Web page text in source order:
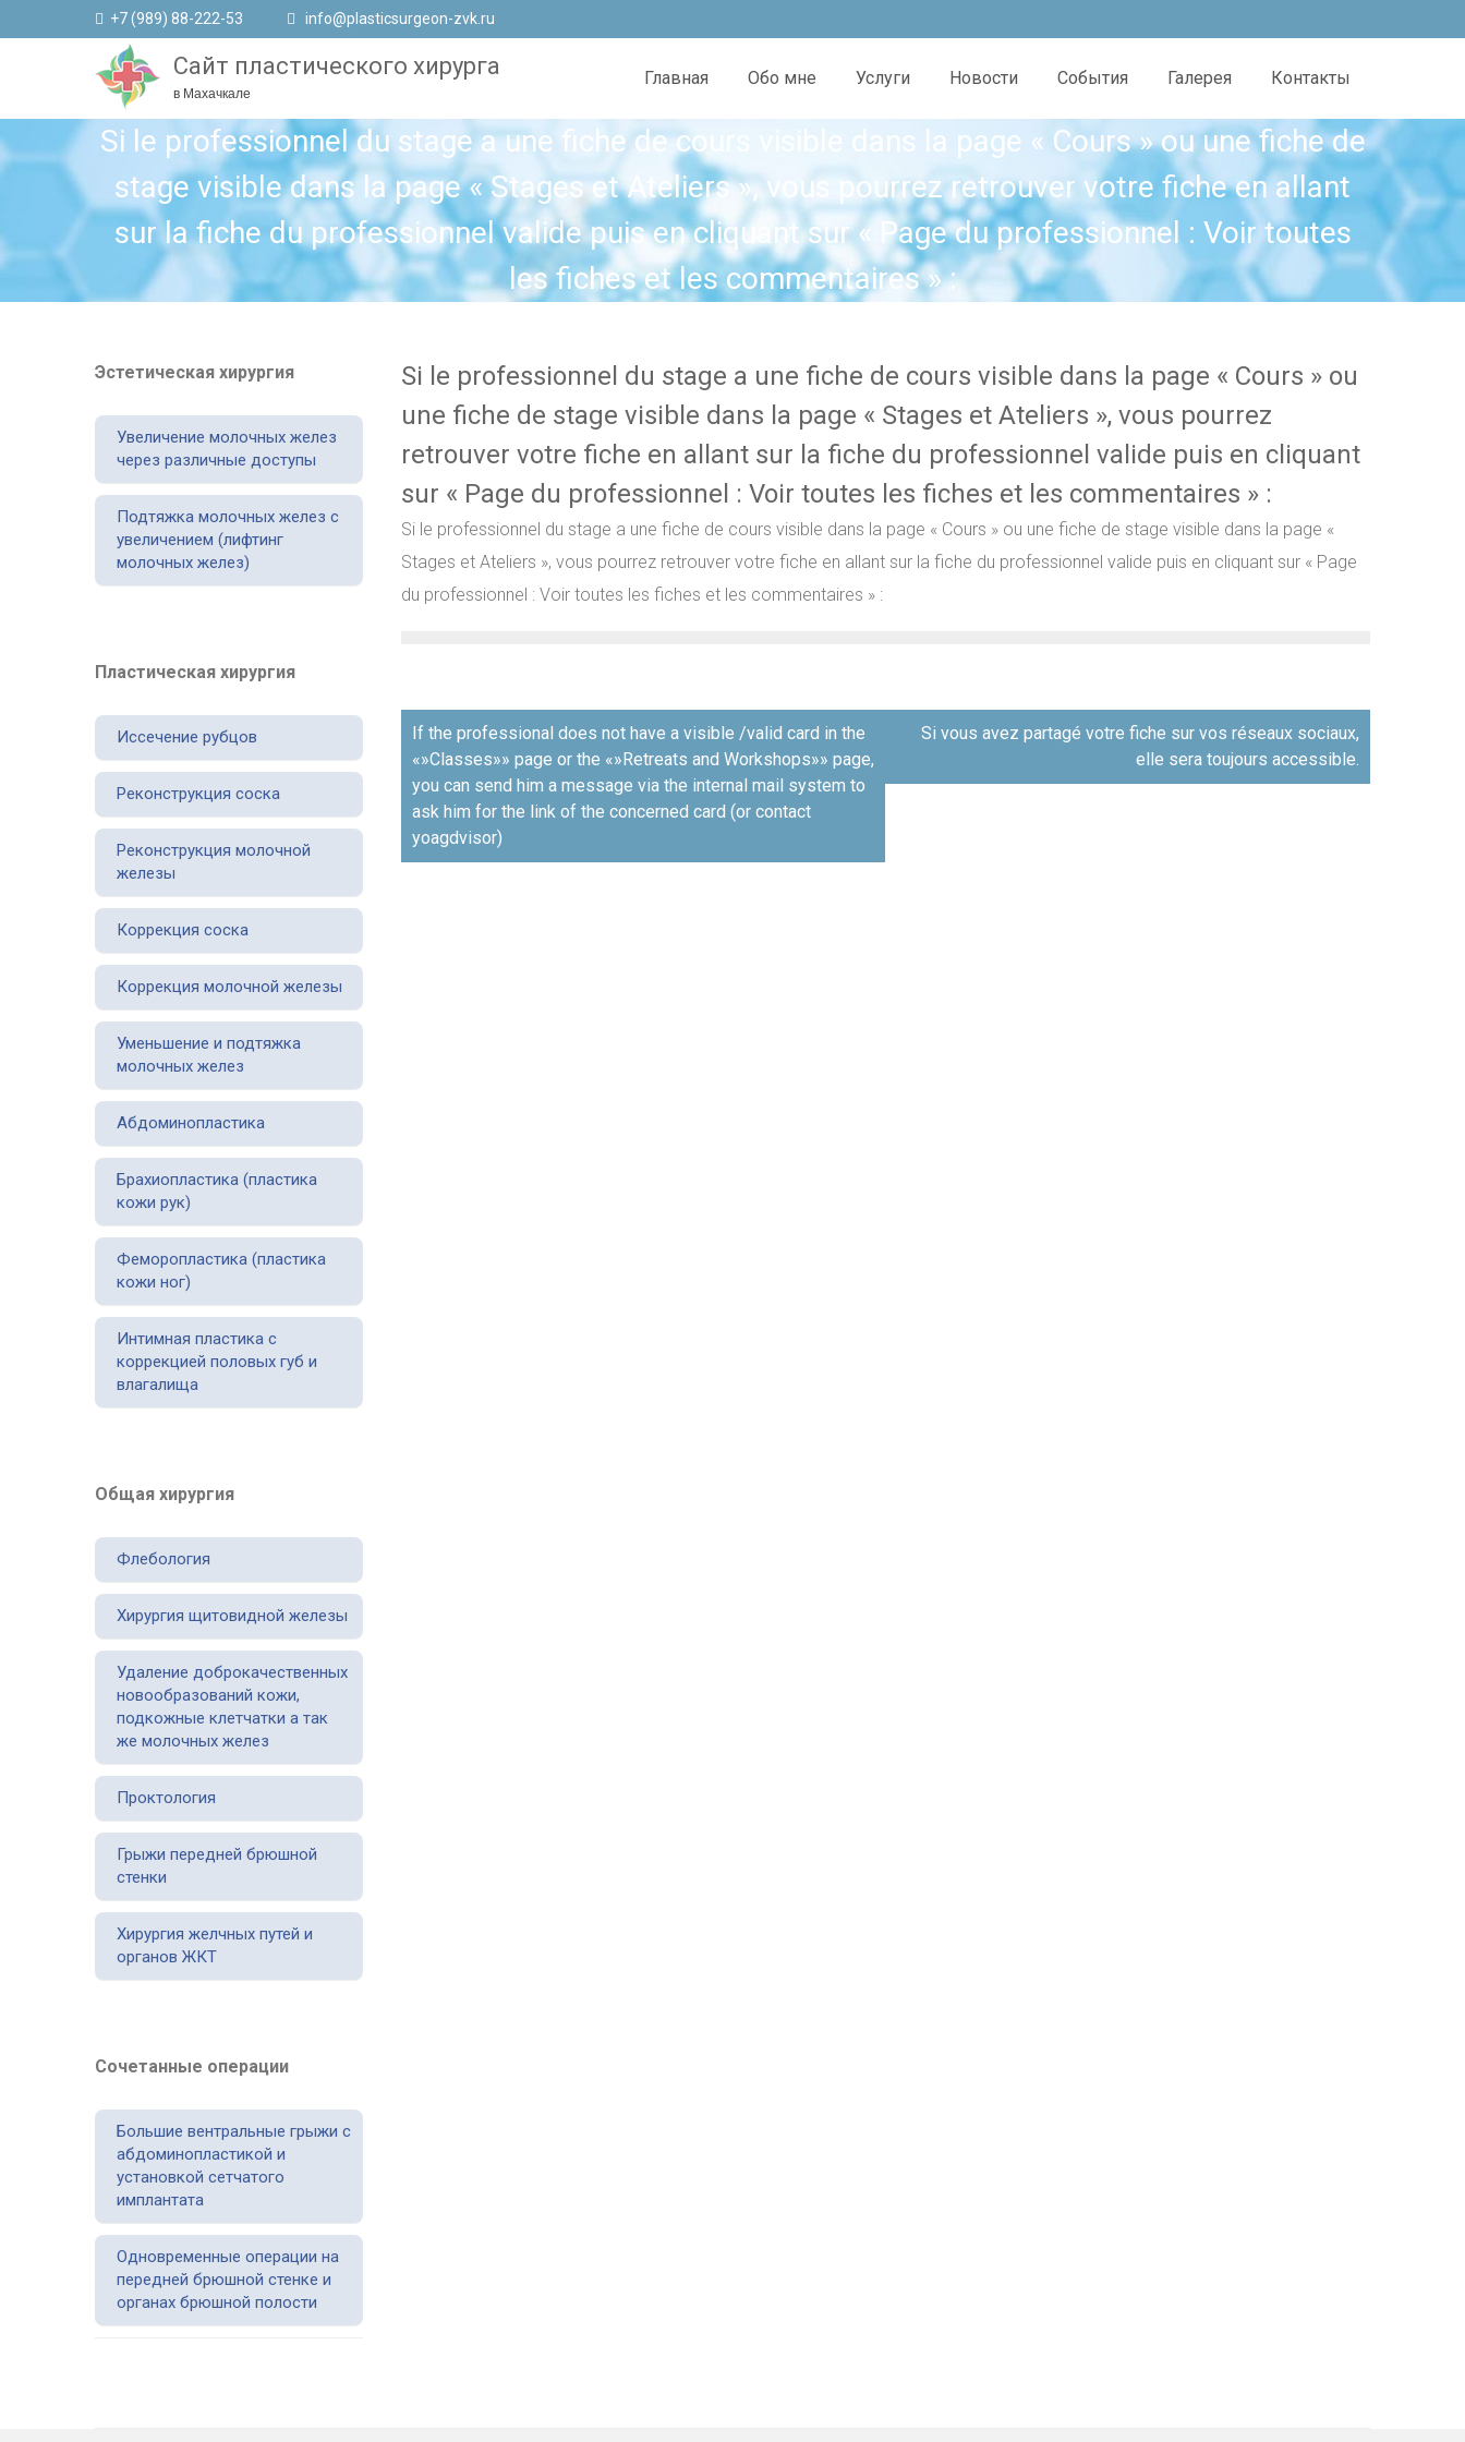
+7 (989) 88-222-53 info@plasticsurgeon-zvk.ru
Сайт пластического хирурга
в Махачкале
Главная Обо мне Услуги Новости События Галерея Контакты
Si le professionnel du stage a une fiche de cours visible dans la page « Cours » ou une fiche de
stage visible dans la page « Stages et Ateliers », vous pourrez retrouver votre fiche en allant
sur la fiche du professionnel valide puis en cliquant sur « Page du professionnel : Voir toutes
les fiches et les commentaires » :
Эстетическая хирургия
Увеличение молочных желез
через различные доступы
Подтяжка молочных желез с
увеличением (лифтинг
молочных желез)
Пластическая хирургия
Иссечение рубцов
Реконструкция соска
Реконструкция молочной
железы
Коррекция соска
Коррекция молочной железы
Уменьшение и подтяжка
молочных желез
Абдоминопластика
Брахиопластика (пластика
кожи рук)
Феморопластика (пластика
кожи ног)
Интимная пластика с
коррекцией половых губ и
влагалища
Общая хирургия
Флебология
Хирургия щитовидной железы
Удаление доброкачественных
новообразований кожи,
подкожные клетчатки а так
же молочных желез
Проктология
Грыжи передней брюшной
стенки
Хирургия желчных путей и
органов ЖКТ
Сочетанные операции
Большие вентральные грыжи с
абдоминопластикой и
установкой сетчатого
имплантата
Одновременные операции на
передней брюшной стенке и
органах брюшной полости
Si le professionnel du stage a une fiche de cours visible dans la page « Cours » ou
une fiche de stage visible dans la page « Stages et Ateliers », vous pourrez
retrouver votre fiche en allant sur la fiche du professionnel valide puis en cliquant
sur « Page du professionnel : Voir toutes les fiches et les commentaires » :
Si le professionnel du stage a une fiche de cours visible dans la page « Cours » ou une fiche de stage visible dans la page «
Stages et Ateliers », vous pourrez retrouver votre fiche en allant sur la fiche du professionnel valide puis en cliquant sur « Page
du professionnel : Voir toutes les fiches et les commentaires » :
Навигация
If the professional does not have a visible /valid card in the
«»Classes»» page or the «»Retreats and Workshops»» page,
you can send him a message via the internal mail system to
ask him for the link of the concerned card (or contact
yoagdvisor)
Si vous avez partagé votre fiche sur vos réseaux sociaux,
elle sera toujours accessible.